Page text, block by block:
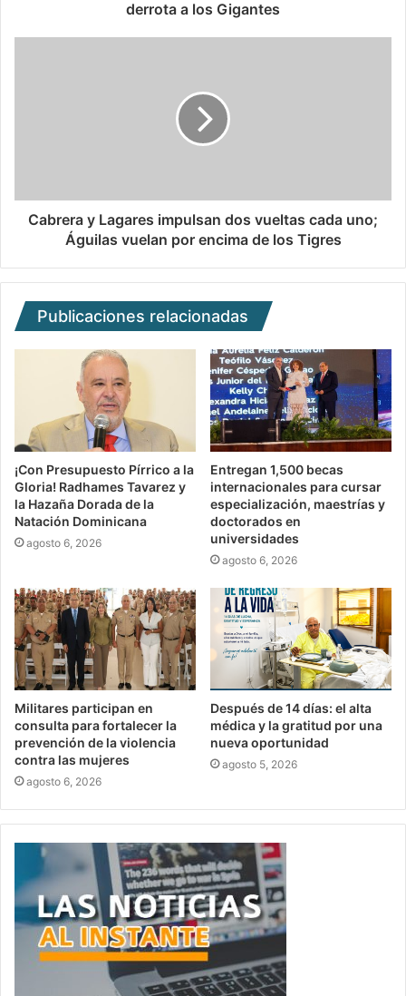
derrota a los Gigantes
Cabrera y Lagares impulsan dos vueltas cada uno;
Águilas vuelan por encima de los Tigres
Publicaciones relacionadas
¡Con Presupuesto Pírrico a la
Gloria! Radhames Tavarez y
la Hazaña Dorada de la
Natación Dominicana
agosto 6, 2026
Entregan 1,500 becas
internacionales para cursar
especialización, maestrías y
doctorados en
universidades
agosto 6, 2026
Militares participan en
consulta para fortalecer la
prevención de la violencia
contra las mujeres
agosto 6, 2026
Después de 14 días: el alta
médica y la gratitud por una
nueva oportunidad
agosto 5, 2026